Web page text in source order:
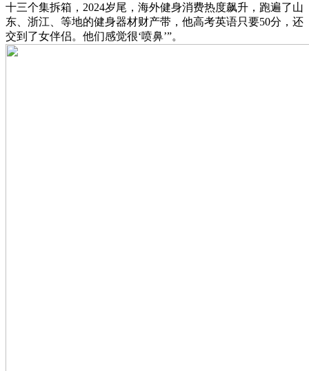
十三个集拆箱，2024岁尾，海外健身消费热度飙升，跑遍了山
东、浙江、等地的健身器材财产带，他高考英语只要50分，还
交到了女伴侣。他们感觉很‘喷鼻’”。